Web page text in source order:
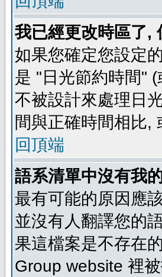
我已經更改時區了,
如果您確定您設定
是 "日光節約時間"
不被設計來處理日
間與正確時間相比,
回頂端
語系清單中沒有我
最有可能的原因應
並沒有人翻譯您的
果這檔案是不存在
Group website 裡